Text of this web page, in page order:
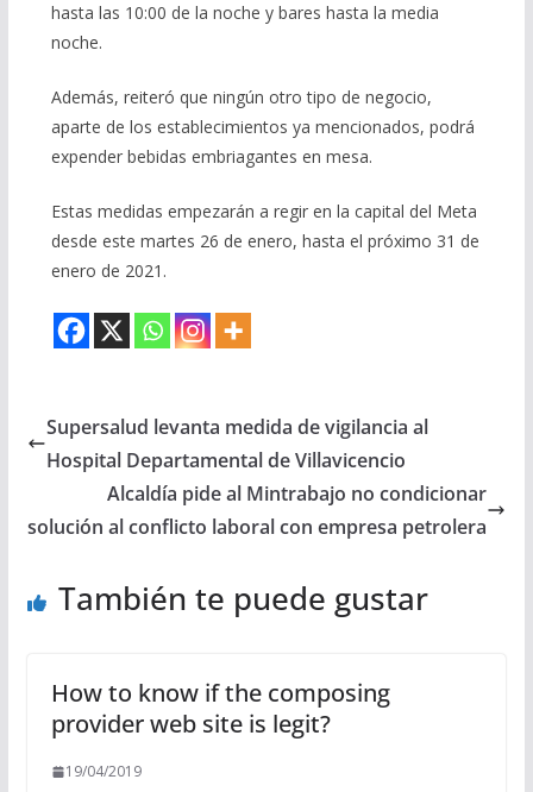
hasta las 10:00 de la noche y bares hasta la media
noche.
Además, reiteró que ningún otro tipo de negocio,
aparte de los establecimientos ya mencionados, podrá
expender bebidas embriagantes en mesa.
Estas medidas empezarán a regir en la capital del Meta
desde este martes 26 de enero, hasta el próximo 31 de
enero de 2021.
Supersalud levanta medida de vigilancia al
Hospital Departamental de Villavicencio
Alcaldía pide al Mintrabajo no condicionar
solución al conflicto laboral con empresa petrolera
También te puede gustar
How to know if the composing
provider web site is legit?
19/04/2019